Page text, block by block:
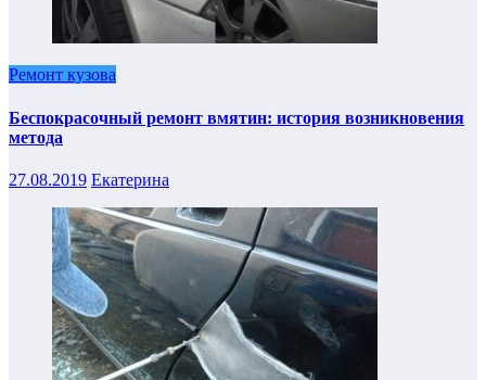
Ремонт кузова
Беспокрасочный ремонт вмятин: история возникновения
метода
27.08.2019 Екатерина